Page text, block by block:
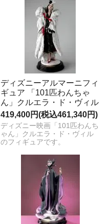
ディズニーアルマーニフィ
ギュア 「101匹わんちゃ
ん」クルエラ・ド・ヴィル
419,400円(税込461,340円)
ディズニー映画「101匹わんち
ゃん」クルエラ・ド・ヴィル
のフィギュアです。